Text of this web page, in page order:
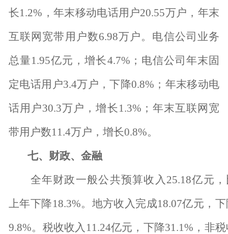
长1.2% ，年末移动电话用户20.55万户，年末
互联网宽带用户数6.98万户。电信公司业务
总量1.95亿元，增长4.7% ；电信公司年末固
定电话用户3.4万户，下降0.8% ；年末移动电
话用户30.3万户，增长 1.3% ；年末互联网宽
带用户数11.4万户，增长0.8%。
七、财政、金融
全年财政一般公共预算收入 25.18亿元，
上年下降18.3%。地方收入完成18.07亿元，
9.8%。税收收入 11.24亿元，下降31.1% ，非